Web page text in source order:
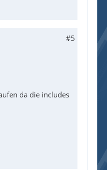
#5
da die includes